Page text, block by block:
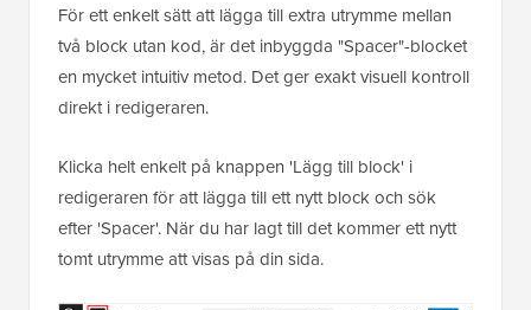
För ett enkelt sätt att lägga till extra utrymme mellan
två block utan kod, är det inbyggda "Spacer"-blocket
en mycket intuitiv metod. Det ger exakt visuell kontroll
direkt i redigeraren.
Klicka helt enkelt på knappen 'Lägg till block' i
redigeraren för att lägga till ett nytt block och sök
efter 'Spacer'. När du har lagt till det kommer ett nytt
tomt utrymme att visas på din sida.